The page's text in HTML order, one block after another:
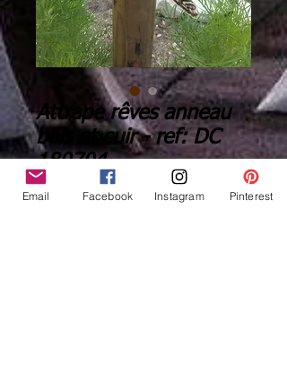
Attrape rêves anneau
bois et cuir - ref: DC
180704
€23.00Price
Email Facebook Instagram Pinterest